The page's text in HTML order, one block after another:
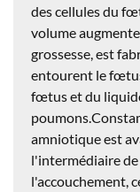
des cellules du
volume
grossesse, est
entourent le
fœtus et du
amniotique est
l'intermédiaire
l'accouchement,